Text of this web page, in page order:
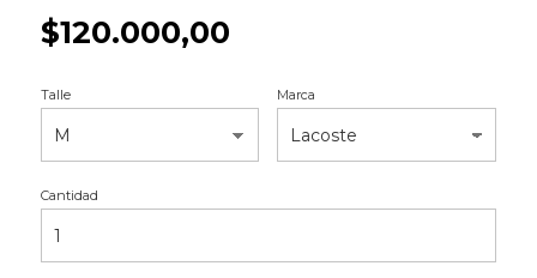
$120.000,00
Talle Marca
Cantidad